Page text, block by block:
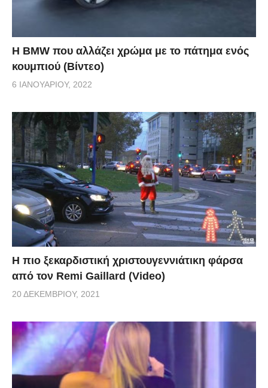
Η BMW που αλλάζει χρώμα με το πάτημα ενός
κουμπιού (Βίντεο)
6 ΙΑΝΟΥΑΡΊΟΥ, 2022
Η πιο ξεκαρδιστική χριστουγεννιάτικη φάρσα
από τον Remi Gaillard (Video)
20 ΔΕΚΕΜΒΡΊΟΥ, 2021